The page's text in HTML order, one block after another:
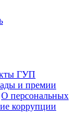
ГУП
и премии
О персональных
коррупции